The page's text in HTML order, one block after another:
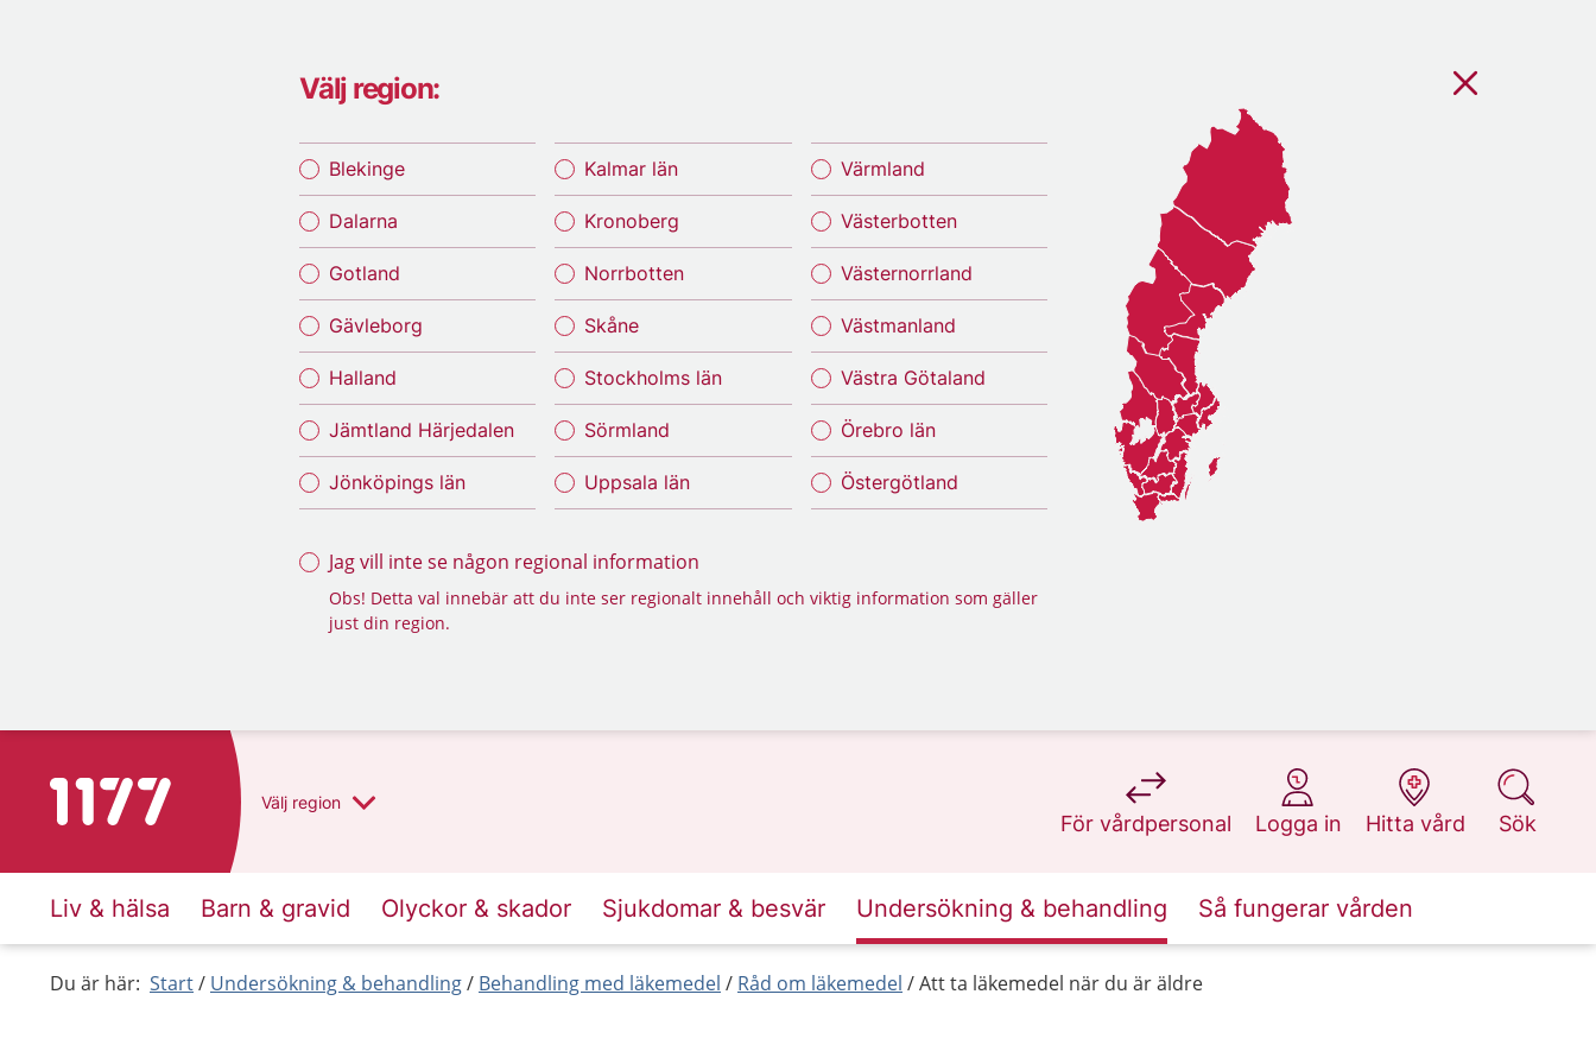
Välj region:
Blekinge
Dalarna
Gotland
Gävleborg
Halland
Jämtland Härjedalen
Jönköpings län
Kalmar län
Kronoberg
Norrbotten
Skåne
Stockholms län
Sörmland
Uppsala län
Värmland
Västerbotten
Västernorrland
Västmanland
Västra Götaland
Örebro län
Östergötland
Jag vill inte se någon regional information
Obs! Detta val innebär att du inte ser regionalt innehåll och viktig information som gäller
just din region.
Till startsidan för 1177 Välj region
För vårdpersonal
på 1177.se
Logga in
på 1177.se
Hitta vård
på 1177.se
Sök
på 1177.se
Liv & hälsa Barn & gravid Olyckor & skador Sjukdomar & besvär Undersökning & behandling Så fungerar vården
Du är här: Start Undersökning & behandling Behandling med läkemedel Råd om läkemedel Att ta läkemedel när du är äldre